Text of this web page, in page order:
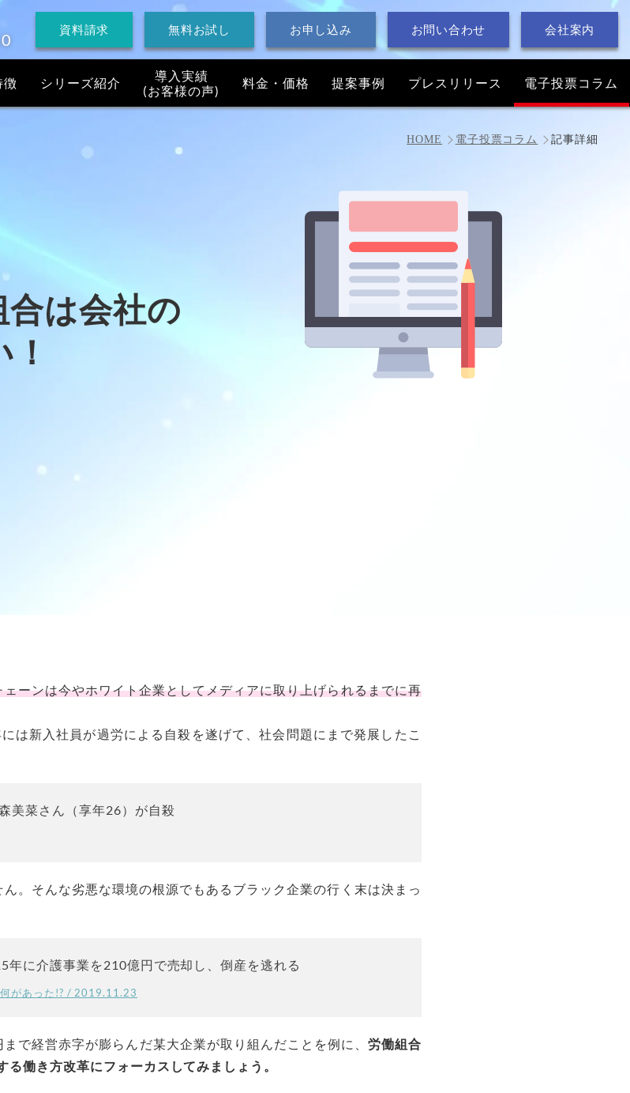
資料請求 無料お試し お申し込み お問い合わせ 会社案内
徴 シリーズ紹介
導入実績
(お客様の声)
料金・価格 提案事例 プレス リリース 電子投票コラム
HOME 電子投票コラム 記事詳細
は会社の
ーンは今やホワイト企業としてメディアに取り上げられるまでに再
は新入社員が過労による自殺を遂げて、社会問題にまで発展したこ
美菜さん（享年26）が自殺
。そんな劣悪な環境の根源でもあるブラック企業の行く末は決まっ
年に介護事業を210億円で売却し、倒産を逃れる
があった!? / 2019.11.23
で経営赤字が膨らんだ某大企業が取り組んだことを例に、 労働組合
働き方改革にフォーカスしてみましょう。